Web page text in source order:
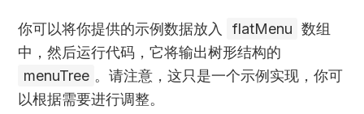
你可以将你提供的示例数据放入 flatMenu 数组
中，然后运行代码，它将输出树形结构的
menuTree 。请注意，这只是一个示例实现，你可
以根据需要进行调整。